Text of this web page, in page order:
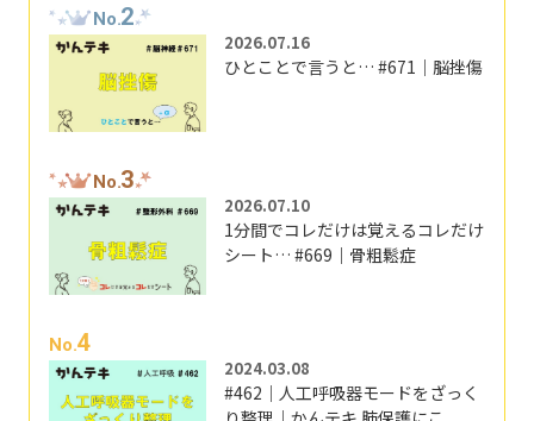
No.2
2026.07.16
ひとことで言うと… #671｜脳挫傷
No.3
2026.07.10
1分間でコレだけは覚えるコレだけ
シート… #669｜骨粗鬆症
No.4
2024.03.08
#462｜人工呼吸器モードをざっく